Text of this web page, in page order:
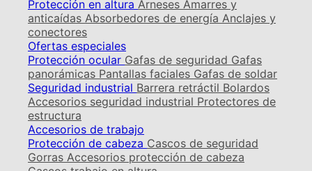
Protección en altura Arneses Amarres y
anticaídas Absorbedores de energía Anclajes y
conectores
Ofertas especiales
Protección ocular Gafas de seguridad Gafas
panorámicas Pantallas faciales Gafas de soldar
Seguridad industrial Barrera retráctil Bolardos
Accesorios seguridad industrial Protectores de
estructura
Accesorios de trabajo
Protección de cabeza Cascos de seguridad
Gorras Accesorios protección de cabeza